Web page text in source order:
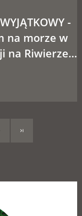
-
na morze w
na Riwierze